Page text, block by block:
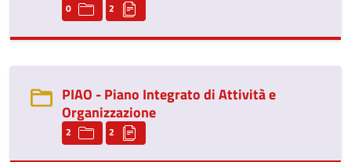
0 2
PIAO - Piano Integrato di Attività e
Organizzazione
2 2